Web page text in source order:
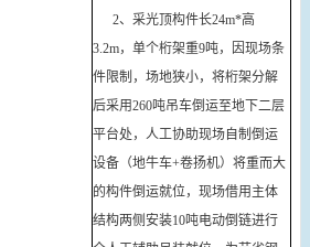
2、采光顶构件长24m*高
3.2m，单个桁架重9吨，因现场条
件限制，场地狭小，将桁架分解
后采用260吨吊车倒运至地下二层
平台处，人工协助现场自制倒运
设备（地牛车+卷扬机）将重而大
的构件倒运就位，现场借用主体
结构两侧安装10吨电动倒链进行